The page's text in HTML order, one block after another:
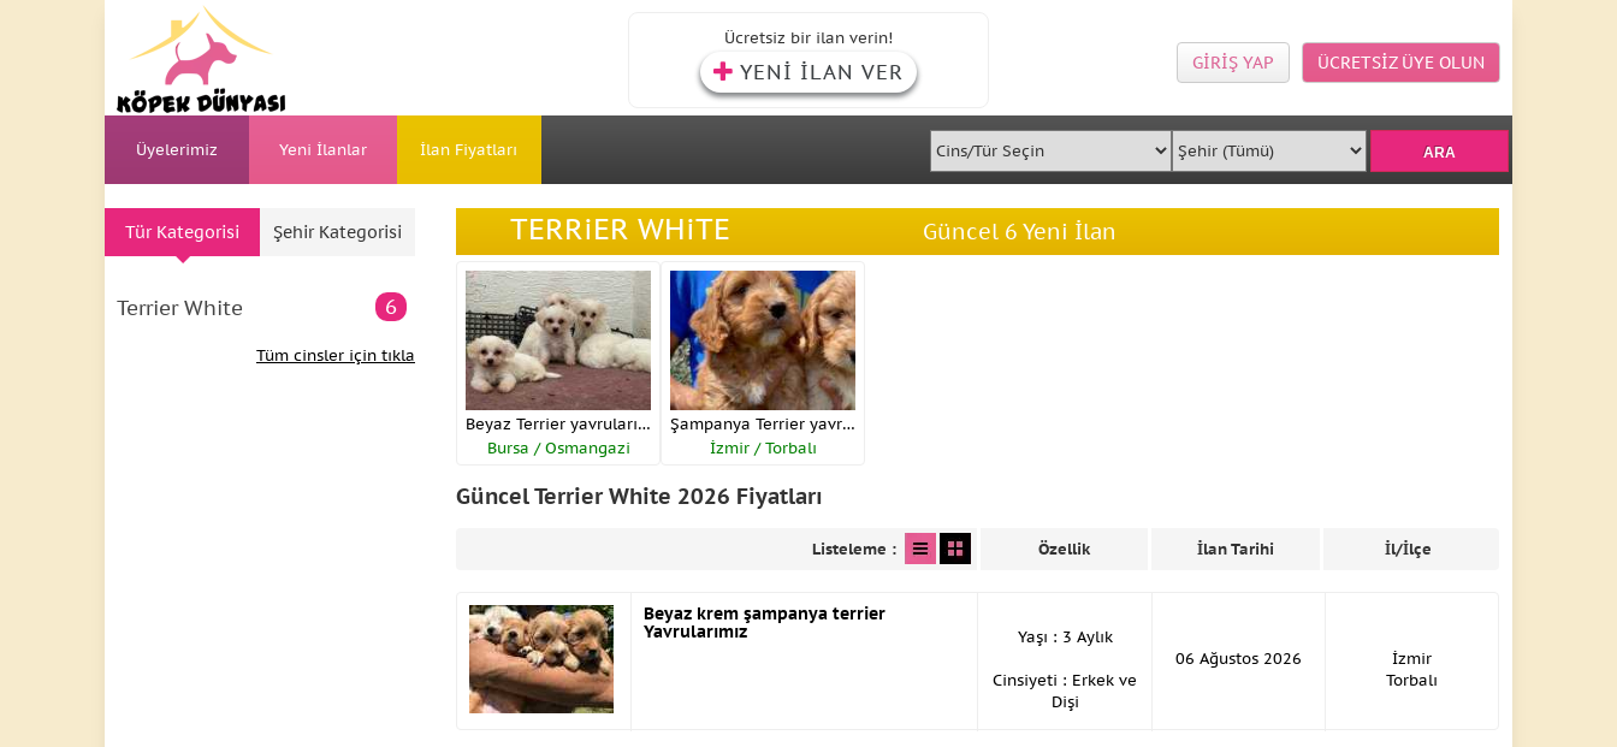
Ücretsiz bir ilan verin!
YENİ İLAN VER ÜCRETSİZ ÜYE OLUN
GİRİŞ YAP
Üyelerimiz Yeni İlanlar İlan Fiyatları
Tür Kategorisi Şehir Kategorisi
Terrier White 6
Tüm cinsler için tıkla
TERRiER WHiTE Güncel 6 Yeni İlan
Beyaz Terrier yavrularımız
Bursa / Osmangazi
Şampanya Terrier yavrularımız
İzmir / Torbalı
Güncel Terrier White 2026 Fiyatları
Listeleme : Özellik İlan Tarihi İl/İlçe
Beyaz krem şampanya terrier
Yavrularımız
Yaşı : 3 Aylık
Cinsiyeti : Erkek ve
Dişi
06 Ağustos 2026
İzmir
Torbalı